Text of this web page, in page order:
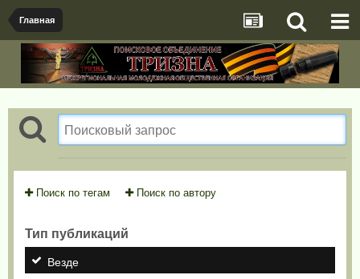
Главная
Поиск по тегам Поиск по автору
Тип публикаций
Везде